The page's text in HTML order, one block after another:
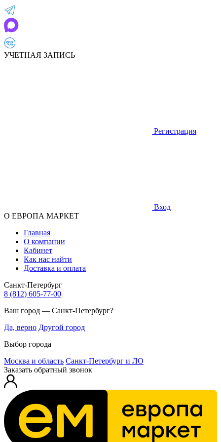
УЧЕТНАЯ ЗАПИСЬ
Регистрация
Вход
О ЕВРОПА МАРКЕТ
Главная
О компании
Кабинет
Как нас найти
Доставка и оплата
Санкт-Петербург
8 (812) 605-77-00
Ваш город — Санкт-Петербург?
Да, верно Другой город
Выбор города
Москва и область Санкт-Петербург и ЛО
Заказать обратный звонок